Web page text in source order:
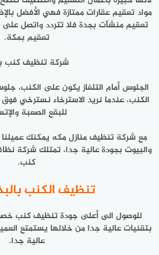
مواد تعقيم عقارات ممتازة فهي الأفضل
تعقيم منشآت بجدة فلا تتردد واتصل
تعقيم بمكة.
شركة تنظيف كنب
الجلوس أمام التلفاز يكون على الكنب،
الكنب، عندما نريد الاسترخاء نسترخي
للبقع الصعبة
مع شركة تنظيف منازل مكه يمكنك عميلنا
والبيوت بجودة عالية جدا، تمتلك شركة
كنب.
تنظيف الكنب
للوصول الى أعلى جودة تنظيف كنب
بتقنيات عالية جدا من خلالها يستمتع
عالية جدا.